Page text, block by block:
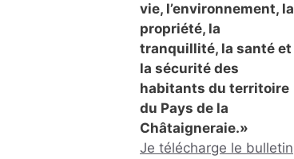
vie, l’environnement, la
propriété, la
tranquillité, la santé et
la sécurité des
habitants du territoire
du Pays de la
Châtaigneraie.»
Je télécharge le bulletin